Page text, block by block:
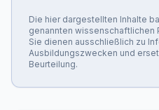
Die hier dargestellten Inhalte
genannten wissenschaftlichen
Sie dienen ausschließlich zu
Ausbildungszwecken und
Beurteilung.